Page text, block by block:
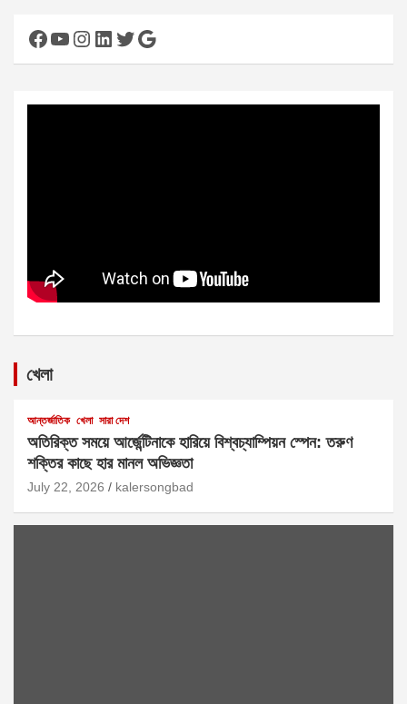
Facebook
YouTube
Instagram
LinkedIn
Twitter
Google
খেলা
আন্তর্জাতিক খেলা সারা দেশ
অতিরিক্ত সময়ে আর্জেন্টিনাকে হারিয়ে বিশ্বচ্যাম্পিয়ন স্পেন: তরুণ
শক্তির কাছে হার মানল অভিজ্ঞতা
July 22, 2026 kalersongbad